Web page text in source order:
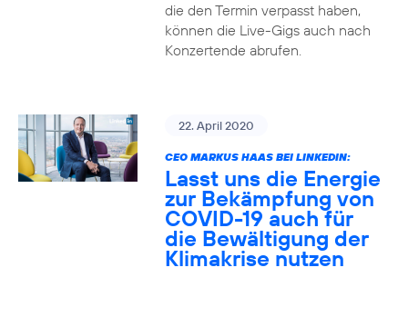
die den Termin verpasst haben,
können die Live-Gigs auch nach
Konzertende abrufen.
22. April 2020
CEO MARKUS HAAS BEI LINKEDIN:
Lasst uns die Energie
zur Bekämpfung von
COVID-19 auch für
die Bewältigung der
Klimakrise nutzen